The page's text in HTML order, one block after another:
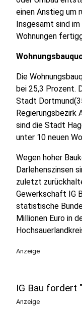
einen Anstieg um
Insgesamt sind
Wohnungen
Die
bei 25,3 Prozent.
Stadt
Regierungsbezirk
sind die Stadt
unter 10 neuen
Wegen hoher
Darlehenszinsen
zuletzt
Gewerkschaft IG
statistische
Millionen Euro in
Anzeige
IG Bau fordert
Anzeige